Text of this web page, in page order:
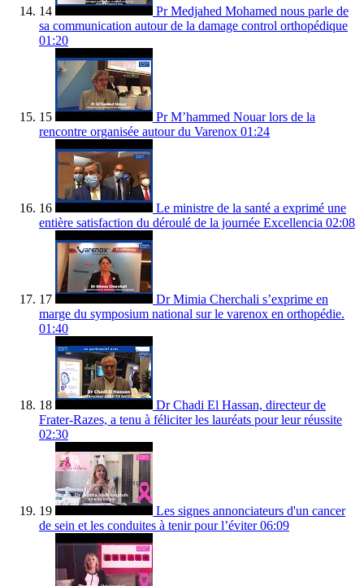
14
Pr Medjahed Mohamed nous parle de
sa communication autour de la damage control orthopédique
01:20
15
Pr M’hammed Nouar lors de la
rencontre organisée autour du Varenox 01:24
16
Le ministre de la santé a exprimé une
entière satisfaction du déroulé de la journée Excellencia 02:08
17
Dr Mimia Cherchali s’exprime en
marge du symposium national sur le varenox en orthopédie.
01:40
18
Dr Chadi El Hassan, directeur de
Frater-Razes, a tenu à féliciter les lauréats pour leur réussite
02:30
19
Les signes annonciateurs d'un cancer
de sein et les conduites à tenir pour l’éviter 06:09